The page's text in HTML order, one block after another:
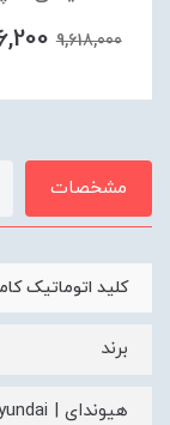
9,618,000
مشخصات
کلید اتوماتیک کامپکت
برند
هیوندای | Hyundai